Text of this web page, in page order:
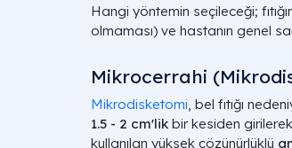
Hangi yöntemin seçileceği;
olmaması) ve hastanın genel
Mikrocerrahi
Mikrodisketomi, bel fıtığı
1.5 - 2 cm'lik bir kesiden
kullanılan yüksek çözünürlüklü